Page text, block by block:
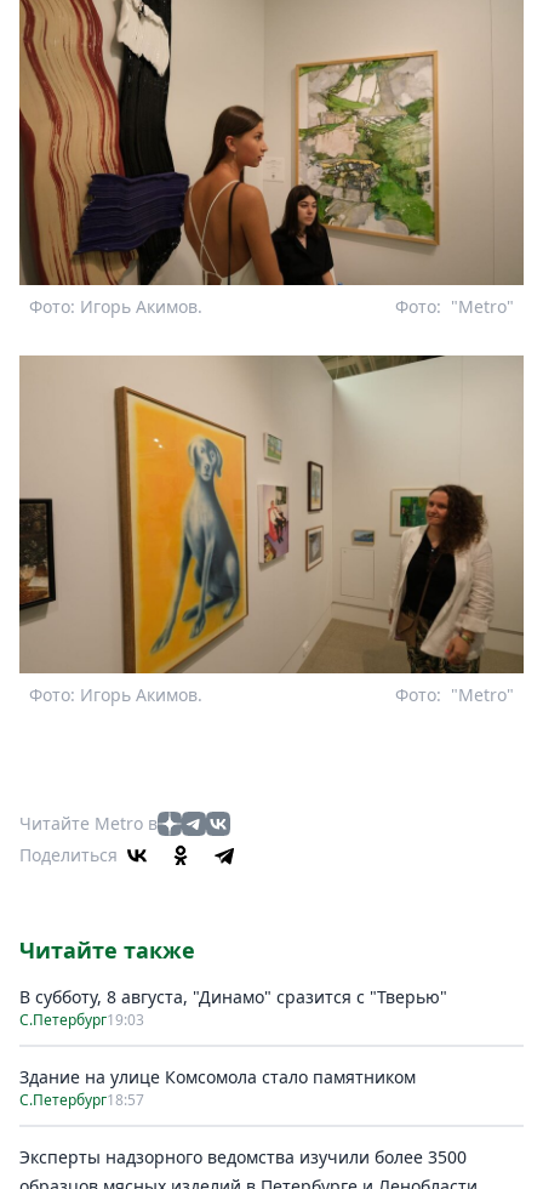
Фото: Игорь Акимов. "Metro"
Фото:
Фото: Игорь Акимов. "Metro"
Фото:
Читайте Metro в
Поделиться
Читайте также
В субботу, 8 августа, "Динамо" сразится с "Тверью"
С.Петербург19:03
Здание на улице Комсомола стало памятником
С.Петербург18:57
Эксперты надзорного ведомства изучили более 3500